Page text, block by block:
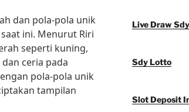
dan pola-pola unik
ini. Menurut Riri
seperti kuning,
ceria pada
pola-pola unik
tampilan
Live Draw Sdy
Sdy Lotto
Slot Deposit